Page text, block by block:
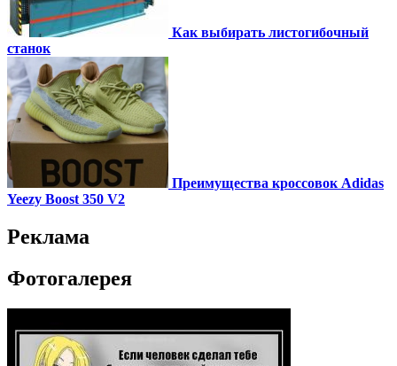
Как выбирать листогибочный
станок
Преимущества кроссовок Adidas
Yeezy Boost 350 V2
Реклама
Фотогалерея